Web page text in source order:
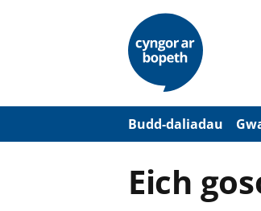
i
Budd-daliadau
Eich